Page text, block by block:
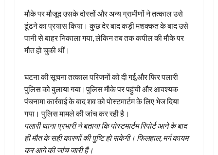
मौके पर मौजूद उसके दोस्तों और अन्य ग्रामीणों ने तत्काल उसे
ढूंढने का प्रयास किया। कुछ देर बाद कड़ी मशक्कत के बाद उसे
पानी से बाहर निकाला गया, लेकिन तब तक कपील की मौके पर
मौत हो चुकी थीं।
घटना की सूचना तत्काल परिजनों को दी गई,और फिर पलारी
पुलिस को बुलाया गया।पुलिस मौके पर पहुंची और आवश्यक
पंचनामा कार्रवाई के बाद शव को पोस्टमार्टम के लिए भेज दिया
गया। पुलिस मामले की जांच कर रही है।
पलारी थाना प्रभारी ने बताया कि पोस्टमार्टम रिपोर्ट आने के बाद
ही मौत के सही कारणों की पुष्टि हो सकेगी। फिलहाल, मर्ग कायम
कर आगे की जांच जारी है।